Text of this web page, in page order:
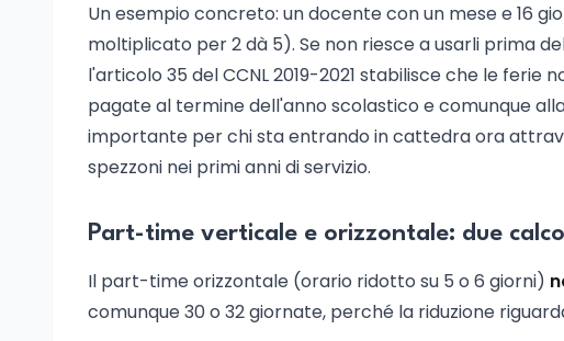
Un esempio concreto: un docente con un mese e 16
moltiplicato per 2 dà 5). Se non riesce a usarli prima
l'articolo 35 del CCNL 2019-2021 stabilisce che le
pagate al termine dell'anno scolastico e comunque
importante per chi sta entrando in cattedra ora
spezzoni nei primi anni di servizio.
Part-time verticale e orizzontale: due
Il part-time orizzontale (orario ridotto su 5 o 6 giorni)
comunque 30 o 32 giornate, perché la riduzione